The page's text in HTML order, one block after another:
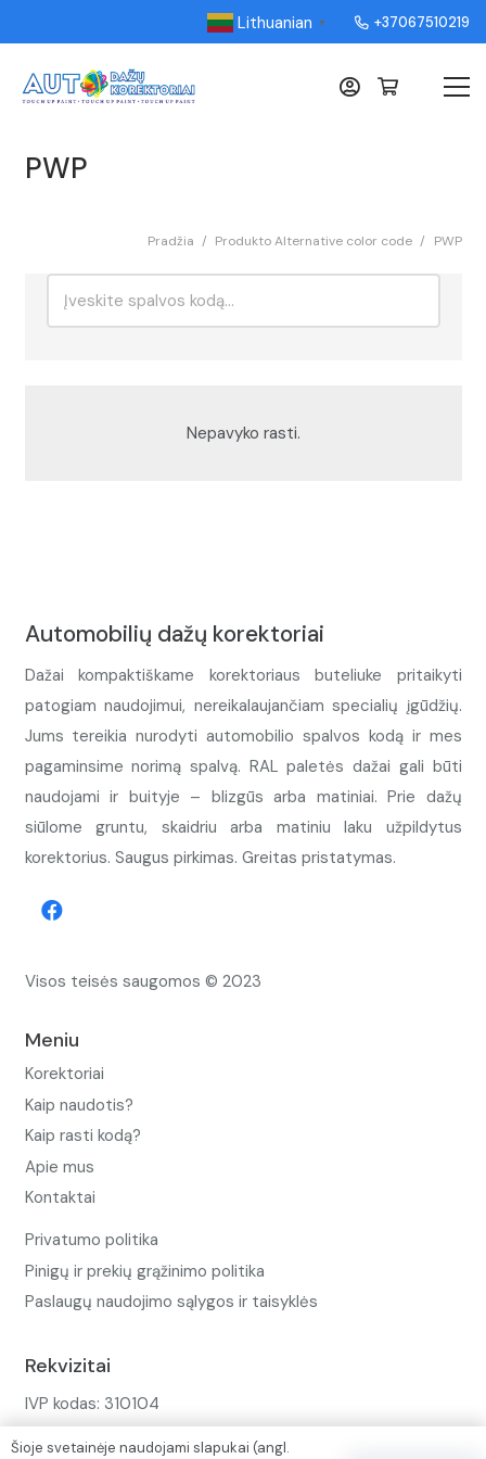
Lithuanian ▼ +37067510219
PWP
Pradžia / Produkto Alternative color code / PWP
Nepavyko rasti.
Automobilių dažų korektoriai
Dažai kompaktiškame korektoriaus buteliuke pritaikyti
patogiam naudojimui, nereikalaujančiam specialių įgūdžių.
Jums tereikia nurodyti automobilio spalvos kodą ir mes
pagaminsime norimą spalvą. RAL paletės dažai gali būti
naudojami ir buityje – blizgūs arba matiniai. Prie dažų
siūlome gruntu, skaidriu arba matiniu laku užpildytus
korektorius. Saugus pirkimas. Greitas pristatymas.
Visos teisės saugomos © 2023
Meniu
Korektoriai
Kaip naudotis?
Kaip rasti kodą?
Apie mus
Kontaktai
Privatumo politika
Pinigų ir prekių grąžinimo politika
Paslaugų naudojimo sąlygos ir taisyklės
Rekvizitai
IVP kodas: 310104
Šioje svetainėje naudojami slapukai (angl.